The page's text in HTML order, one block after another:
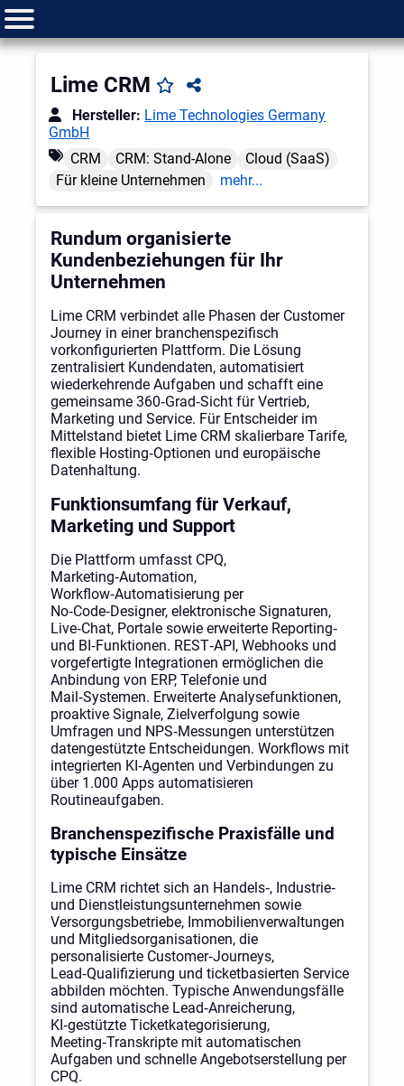
Lime CRM
Hersteller: Lime Technologies Germany
GmbH
CRM
CRM: Stand-Alone
Cloud (SaaS)
Für kleine Unternehmen
mehr...
Rundum organisierte
Kundenbeziehungen für Ihr
Unternehmen
Lime CRM verbindet alle Phasen der Customer
Journey in einer branchenspezifisch
vorkonfigurierten Plattform. Die Lösung
zentralisiert Kundendaten, automatisiert
wiederkehrende Aufgaben und schafft eine
gemeinsame 360‑Grad‑Sicht für Vertrieb,
Marketing und Service. Für Entscheider im
Mittelstand bietet Lime CRM skalierbare Tarife,
flexible Hosting‑Optionen und europäische
Datenhaltung.
Funktionsumfang für Verkauf,
Marketing und Support
Die Plattform umfasst CPQ,
Marketing‑Automation,
Workflow‑Automatisierung per
No‑Code‑Designer, elektronische Signaturen,
Live‑Chat, Portale sowie erweiterte Reporting‑
und BI‑Funktionen. REST‑API, Webhooks und
vorgefertigte Integrationen ermöglichen die
Anbindung von ERP, Telefonie und
Mail‑Systemen. Erweiterte Analysefunktionen,
proaktive Signale, Zielverfolgung sowie
Umfragen und NPS‑Messungen unterstützen
datengestützte Entscheidungen. Workflows mit
integrierten KI‑Agenten und Verbindungen zu
über 1.000 Apps automatisieren
Routineaufgaben.
Branchenspezifische Praxisfälle und
typische Einsätze
Lime CRM richtet sich an Handels‑, Industrie‑
und Dienstleistungsunternehmen sowie
Versorgungsbetriebe, Immobilienverwaltungen
und Mitgliedsorganisationen, die
personalisierte Customer‑Journeys,
Lead‑Qualifizierung und ticketbasierten Service
abbilden möchten. Typische Anwendungsfälle
sind automatische Lead‑Anreicherung,
KI‑gestützte Ticketkategorisierung,
Meeting‑Transkripte mit automatischen
Aufgaben und schnelle Angebotserstellung per
CPQ.